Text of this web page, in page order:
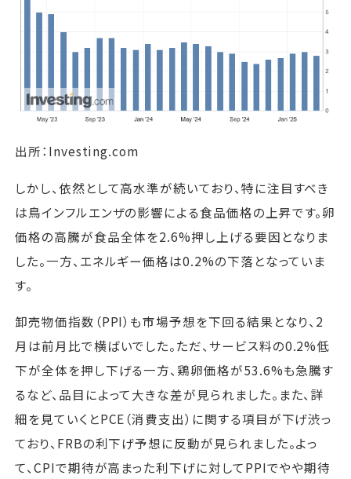
出所：Investing.com
しかし、依然として高水準が続いており、特に注目すべき
は鳥インフルエンザの影響による食品価格の上昇です。卵
価格の高騰が食品全体を2.6%押し上げる要因となりま
した。一方、エネルギー価格は0.2%の下落となっていま
す。
卸売物価指数（PPI）も市場予想を下回る結果となり、2
月は前月比で横ばいでした。ただ、サービス料の0.2%低
下が全体を押し下げる一方、鶏卵価格が53.6%も急騰す
るなど、品目によって大きな差が見られました。また、詳
細を見ていくとPCE（消費支出）に関する項目が下げ渋っ
ており、FRBの利下げ予想に反動が見られました。よっ
て、CPIで期待が高まった利下げに対してPPIでやや期待